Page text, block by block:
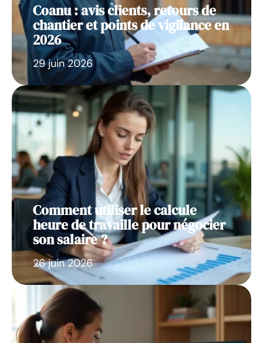
Coanu : avis clients, retours de
chantier et points de vigilance en
2026
29 juin 2026
Comment utiliser le calcule
heure de travaille pour négocier
son salaire ?
26 juin 2026